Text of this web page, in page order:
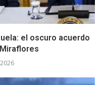
el oscuro acuerdo